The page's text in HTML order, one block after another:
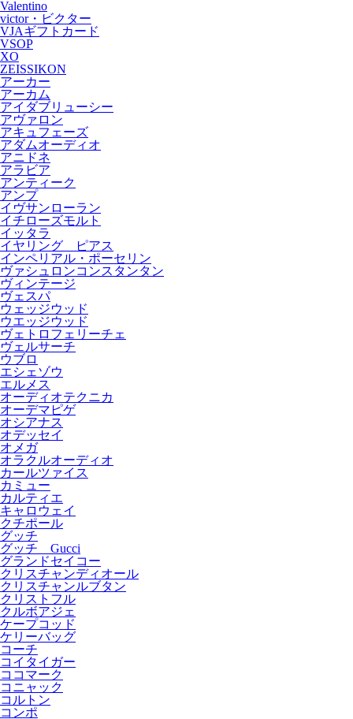
Valentino
victor・ビクター
VJAギフトカード
VSOP
XO
ZEISSIKON
アーカー
アーカム
アイダブリューシー
アヴァロン
アキュフェーズ
アダムオーディオ
アニドネ
アラビア
アンティーク
アンプ
イヴサンローラン
イチローズモルト
イッタラ
イヤリング ピアス
インペリアル・ポーセリン
ヴァシュロンコンスタンタン
ヴィンテージ
ヴェスパ
ウェッジウッド
ウエッジウッド
ヴェトロフェリーチェ
ヴェルサーチ
ウブロ
エシェゾウ
エルメス
オーディオテクニカ
オーデマピゲ
オシアナス
オデッセイ
オメガ
オラクルオーディオ
カールツァイス
カミュー
カルティエ
キャロウェイ
クチポール
グッチ
グッチ Gucci
グランドセイコー
クリスチャンディオール
クリスチャンルブタン
クリストフル
クルボアジェ
ケープコッド
ケリーバッグ
コーチ
コイタイガー
ココマーク
コニャック
コルトン
コンポ